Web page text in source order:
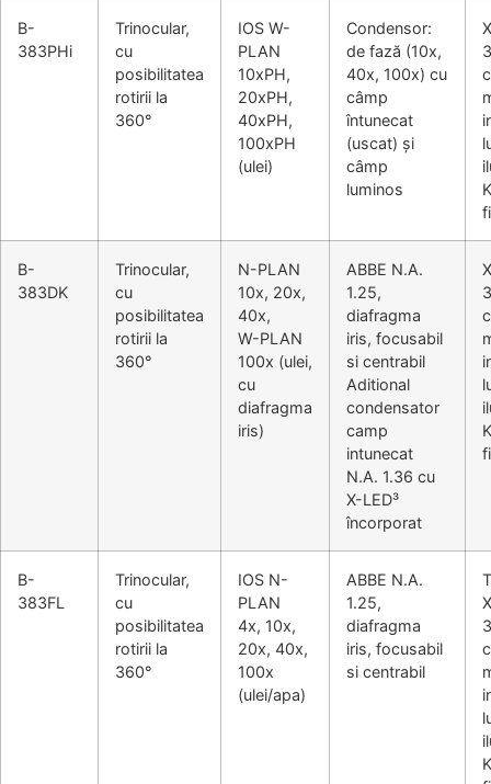
B-
383PHi
Trinocular,
cu
posibilitatea
rotirii la
360°
IOS W-
PLAN
10xPH,
20xPH,
40xPH,
100xPH
(ulei)
Condensor:
de fază (10x,
40x, 100x) cu
câmp
întunecat
(uscat) și
câmp
luminos
B-
383DK
Trinocular,
cu
posibilitatea
rotirii la
360°
N-PLAN
10x, 20x,
40x,
W-PLAN
100x (ulei,
cu
diafragma
iris)
ABBE N.A.
1.25,
diafragma
iris, focusabil
si centrabil
Aditional
condensator
camp
intunecat
N.A. 1.36 cu
X-LED³
încorporat
B-
383FL
Trinocular,
cu
posibilitatea
rotirii la
360°
IOS N-
PLAN
4x, 10x,
20x, 40x,
100x
(ulei/apa)
ABBE N.A.
1.25,
diafragma
iris, focusabil
si centrabil